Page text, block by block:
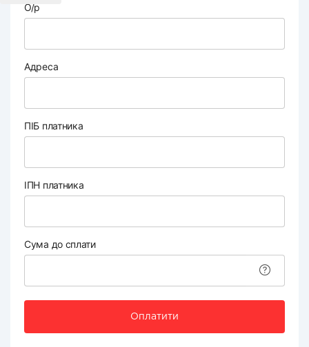
О/р
Адреса
ПІБ платника
ІПН платника
Сума до сплати
Оплатити